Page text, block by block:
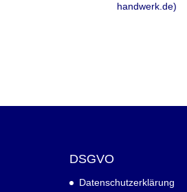
handwerk.de)
DSGVO
Datenschutzerklärung